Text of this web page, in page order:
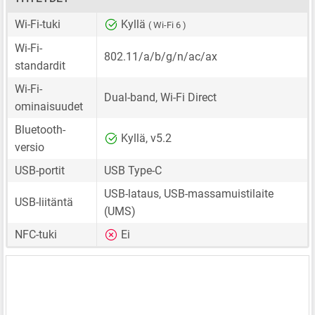
Wi-Fi-tuki
Kyllä ( Wi-Fi 6 )
Wi-Fi-
standardit
802.11/a/b/g/n/ac/ax
Wi-Fi-
ominaisuudet
Dual-band, Wi-Fi Direct
Bluetooth-
versio
Kyllä, v5.2
USB-portit USB Type-C
USB-liitäntä
USB-lataus, USB-massamuistilaite
(UMS)
NFC-tuki
Ei